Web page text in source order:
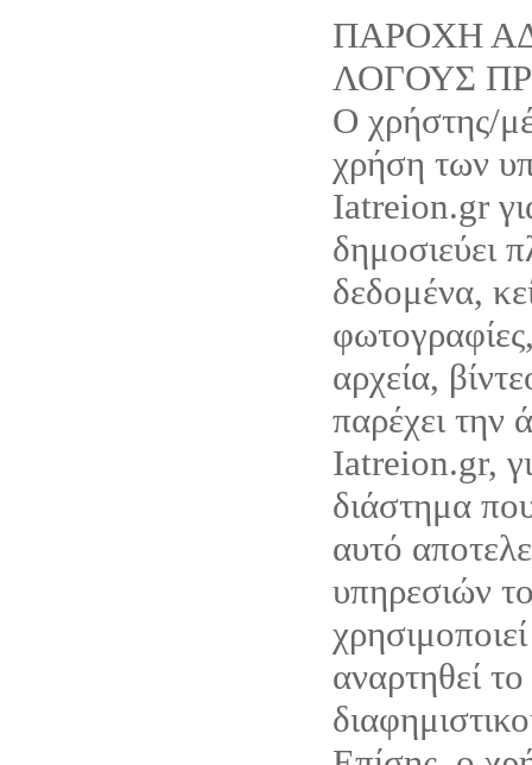
ΠΑΡΟΧΗ
ΛΟΓΟΥΣ
Ο χρήστης/
χρήση των
Iatreion.gr
δημοσιεύει
δεδομένα,
αρχεία,
παρέχει την
Iatreion.gr,
διάστημα
αυτό
υπηρεσιών
αναρτηθεί